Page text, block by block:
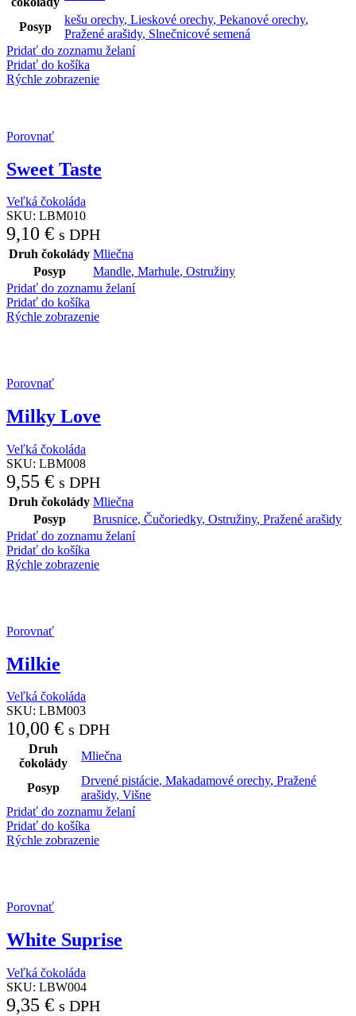
Posyp
kešu orechy, Lieskové orechy, Pekanové orechy,
Pražené arašidy, Slnečnicové semená
Pridať do zoznamu želaní
Pridať do košíka
Rýchle zobrazenie
Porovnať
Sweet Taste
Veľká čokoláda
SKU: LBM010
9,10 € s DPH
Druh čokolády Mliečna
Posyp
Mandle, Marhule, Ostružiny
Pridať do zoznamu želaní
Pridať do košíka
Rýchle zobrazenie
Porovnať
Milky Love
Veľká čokoláda
SKU: LBM008
9,55 € s DPH
Druh čokolády Mliečna
Posyp
Brusnice, Čučoriedky, Ostružiny, Pražené arašidy
Pridať do zoznamu želaní
Pridať do košíka
Rýchle zobrazenie
Porovnať
Milkie
Veľká čokoláda
SKU: LBM003
10,00 € s DPH
Druh
čokolády
Mliečna
Posyp
Drvené pistácie, Makadamové orechy, Pražené
arašidy, Višne
Pridať do zoznamu želaní
Pridať do košíka
Rýchle zobrazenie
Porovnať
White Suprise
Veľká čokoláda
SKU: LBW004
9,35 € s DPH